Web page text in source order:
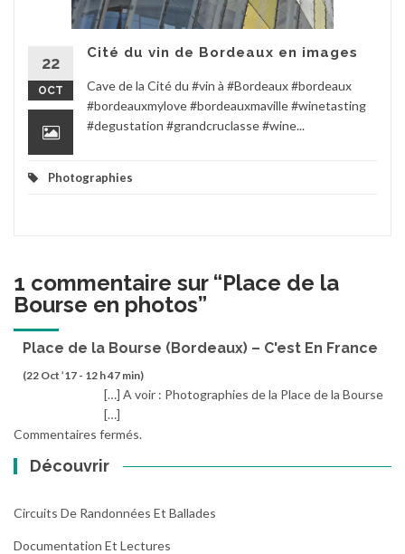
22
OCT
Cité du vin de Bordeaux en images
Cave de la Cité du #vin à #Bordeaux #bordeaux
#bordeauxmylove #bordeauxmaville #winetasting
#degustation #grandcruclasse #wine...
Photographies
1 commentaire sur “Place de la
Bourse en photos”
Place de la Bourse (Bordeaux) – C'est En France
(22 Oct ’17 - 12 h 47 min)
[…] A voir : Photographies de la Place de la Bourse
[…]
Commentaires fermés.
Découvrir
Circuits De Randonnées Et Ballades
Documentation Et Lectures